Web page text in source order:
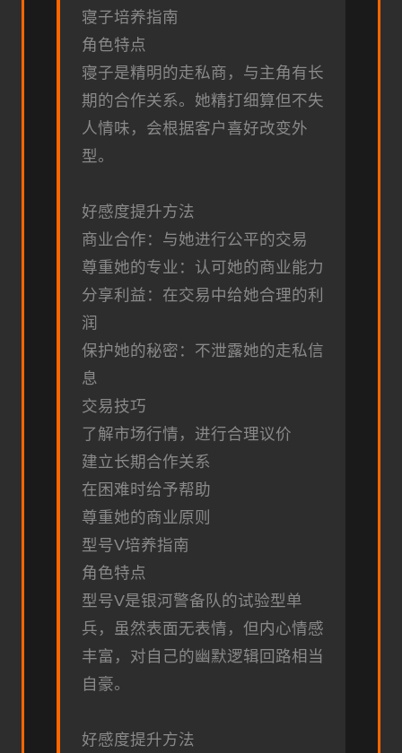
寝子培养指南
角色特点
寝子是精明的走私商，与主角有长
期的合作关系。她精打细算但不失
人情味，会根据客户喜好改变外
型。
好感度提升方法
商业合作：与她进行公平的交易
尊重她的专业：认可她的商业能力
分享利益：在交易中给她合理的利
润
保护她的秘密：不泄露她的走私信
息
交易技巧
了解市场行情，进行合理议价
建立长期合作关系
在困难时给予帮助
尊重她的商业原则
型号V培养指南
角色特点
型号V是银河警备队的试验型单
兵，虽然表面无表情，但内心情感
丰富，对自己的幽默逻辑回路相当
自豪。
好感度提升方法